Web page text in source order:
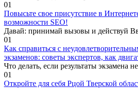
01
Повысьте свое присутствие в
возможности SEO!
Давай: принимай вызовы и действуй
01
Как справиться с
экзаменов: советы экспертов, как
Что делать, если результаты экзамена
01
Откройте для себя Рцой Тверской